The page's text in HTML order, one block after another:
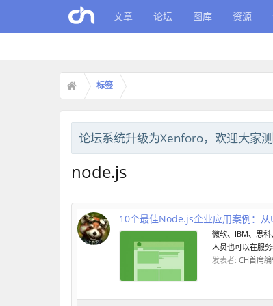
文章 论坛 图库 资源
标签
论坛系统升级为Xenforo，欢迎大家测
node.js
10个最佳Node.js企业应用案例：
微软、IBM、思
人员也可以在服
发表者: CH首席